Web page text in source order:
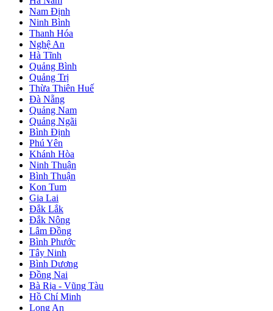
Nam Định
Ninh Bình
Thanh Hóa
Nghệ An
Hà Tĩnh
Quảng Bình
Quảng Trị
Thừa Thiên Huế
Đà Nẵng
Quảng Nam
Quảng Ngãi
Bình Định
Phú Yên
Khánh Hòa
Ninh Thuận
Bình Thuận
Kon Tum
Gia Lai
Đắk Lắk
Đắk Nông
Lâm Đồng
Bình Phước
Tây Ninh
Bình Dương
Đồng Nai
Bà Rịa - Vũng Tàu
Hồ Chí Minh
Long An